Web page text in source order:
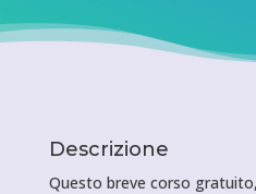
Descrizione
Questo breve corso